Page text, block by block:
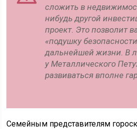
сложить в
нибудь другой
проект. Это позволит
«подушку
дальнейшей жизни. В
у Металлического
развиваться вполне
Семейным представителям